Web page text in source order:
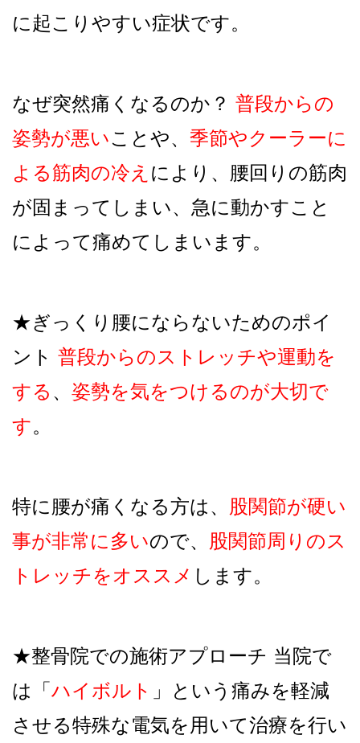
に起こりやすい症状です。
なぜ突然痛くなるのか？ 普段からの
姿勢が悪いことや、 季節やクーラーに
よる筋肉の冷え により、腰回りの筋肉
が固まってしまい、急に動かすこと
によって痛めてしまいます。
★ぎっくり腰にならないためのポイ
ント 普段からのストレッチや運動を
する 、 姿勢を気をつけるのが大切で
す。
特に腰が痛くなる方は、 股関節が硬い
事が非常に多いので、 股関節周りのス
トレッチをオススメ します。
★整骨院での施術アプローチ 当院で
は「 ハイボルト 」という痛みを軽減
させる特殊な電気を用いて治療を行い